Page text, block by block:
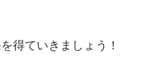
得ていきましょう！